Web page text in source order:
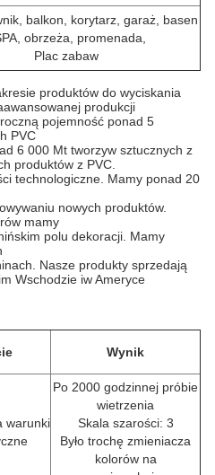
balkon, korytarz, garaż, basen
obrzeża, promenada,
Plac zabaw
produktów do wyciskania
produkcji
pojemność ponad 5
PVC
6 000 Mt tworzyw sztucznych z
produktów z PVC.
technologiczne. Mamy ponad 20
nowych produktów.
mamy
polu dekoracji. Mamy
Nasze produkty sprzedają
Wschodzie iw Ameryce
Wynik
warunki
Po 2000 godzinnej próbie
wietrzenia
Skala szarości: 3
Było trochę zmieniacza
kolorów na